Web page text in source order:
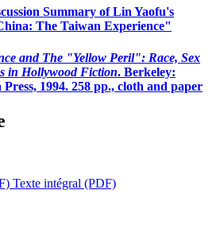
Summary of Lin Yaofu's
The Taiwan Experience"
and The "Yellow Peril": Race, Sex
in Hollywood Fiction. Berkeley:
1994. 258 pp., cloth and paper
Texte intégral (PDF)